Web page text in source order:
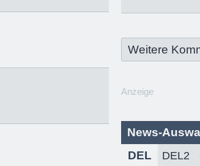
Weitere
Anzeige
News-
DEL